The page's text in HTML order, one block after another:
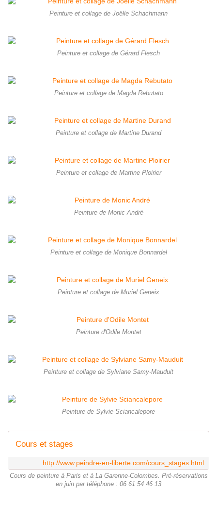
Peinture et collage de Joëlle Schachmann
Peinture et collage de Gérard Flesch
Peinture et collage de Magda Rebutato
Peinture et collage de Martine Durand
Peinture et collage de Martine Ploirier
Peinture de Monic André
Peinture et collage de Monique Bonnardel
Peinture et collage de Muriel Geneix
Peinture d'Odile Montet
Peinture et collage de Sylviane Samy-Mauduit
Peinture de Sylvie Sciancalepore
Cours et stages
http://www.peindre-en-liberte.com/cours_stages.html
Cours de peinture à Paris et à La Garenne-Colombes. Pré-réservations
en juin par téléphone : 06 61 54 46 13